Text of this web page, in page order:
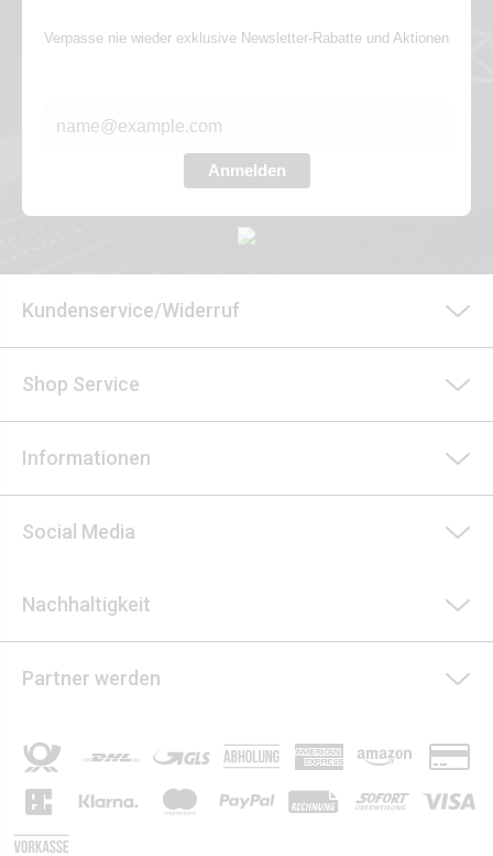
Verpasse nie wieder exklusive Newsletter-Rabatte und Aktionen
Anmelden
Kundenservice/Widerruf
Shop Service
Informationen
Social Media
Nachhaltigkeit
Partner werden